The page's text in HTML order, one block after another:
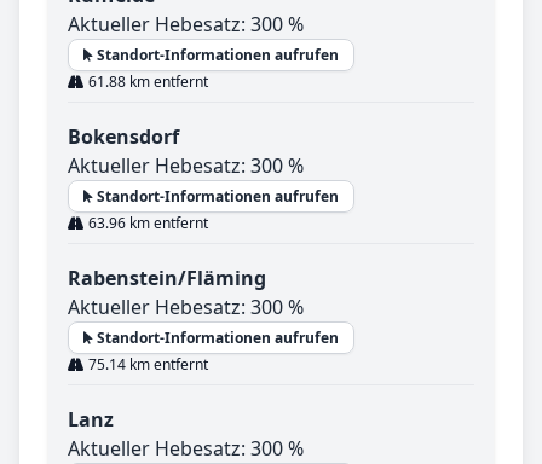
Aktueller Hebesatz: 300 %
Standort-Informationen aufrufen
61.88 km entfernt
Bokensdorf
Aktueller Hebesatz: 300 %
Standort-Informationen aufrufen
63.96 km entfernt
Rabenstein/Fläming
Aktueller Hebesatz: 300 %
Standort-Informationen aufrufen
75.14 km entfernt
Lanz
Aktueller Hebesatz: 300 %